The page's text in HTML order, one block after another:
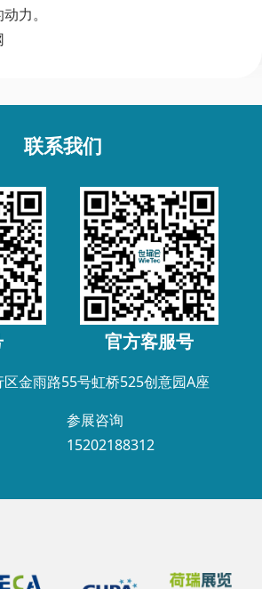
力。
联系我们
官方客服号
金雨路55号虹桥525创意园A座
参展咨询
15202188312